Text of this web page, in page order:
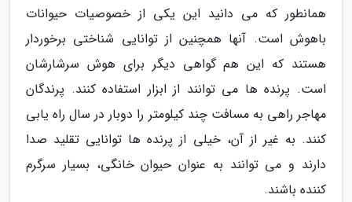
همانطور که می دانید این یکی از خصوصیات حیوانات
باهوش است. آنها همچنین از توانایی شناختی برخوردار
هستند که این هم گواهی دیگر برای هوش سرشارشان
است. پرنده ها می توانند از ابزار استفاده کنند. پرندگان
مهاجر راهی به مسافت چند کیلومتر را دوبار در سال راه یابی
کنند. به غیر از آن، خیلی از پرنده ها توانایی تقلید صدا
دارند و می توانند به عنوان حیوان خانگی، بسیار سرگرم
کننده باشند.